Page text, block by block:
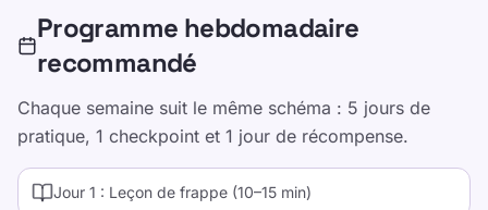
Editorial Policy
Contact
Testez-vous
Tarifs
Programme hebdomadaire
recommandé
Chaque semaine suit le même schéma : 5 jours de
pratique, 1 checkpoint et 1 jour de récompense.
Jour 1 : Leçon de frappe (10–15 min)